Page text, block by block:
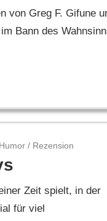
von Greg F. Gifune
Bann des
Humor / Rezension
Zeit spielt, in der
für viel